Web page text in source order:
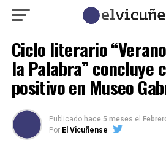
Ciclo literario
la Palabra” concluye
positivo en Museo
Publicado hace 5 meses el
Por El Vicuñense